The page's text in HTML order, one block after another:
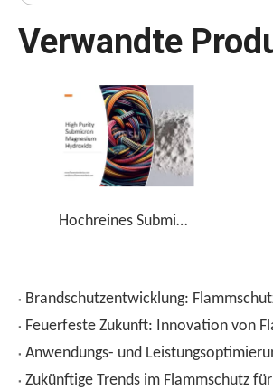
Verwandte
Hochreines Submikron-Magnesiumhydroxid